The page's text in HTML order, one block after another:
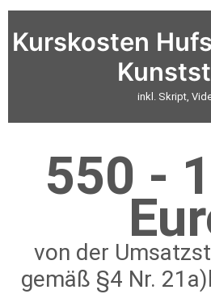
Kurskosten
inkl. Skript,
550 -
von der
gemäß §4 Nr.